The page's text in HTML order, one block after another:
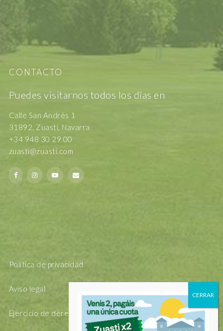
CONTACTO
Puedes visitarnos todos los días en
Calle San Andrés 1
31892, Zuasti, Navarra
+34 948 30 29 00
zuasti@zuasti.com
Política de privacidad
Aviso legal
Ejercicio de derechos Arsol